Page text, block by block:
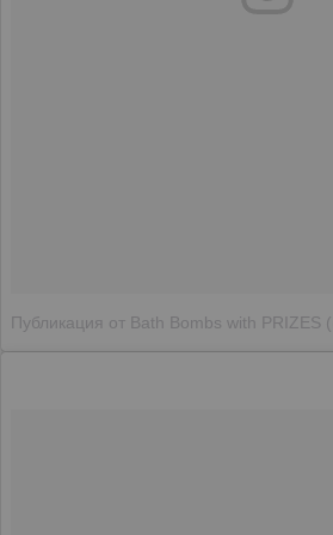
Публикация от Bath Bombs with PRIZES